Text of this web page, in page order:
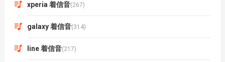
xperia 着信音(267)
galaxy 着信音(314)
line 着信音(217)